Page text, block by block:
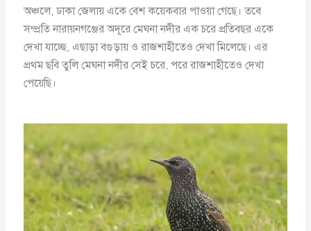
অঞ্চলে, ঢাকা জেলায় একে বেশ কয়েকবার পাওয়া গেছে। তবে
সম্প্রতি নারায়নগঞ্জের অদূরে মেঘনা নদীর এক চরে প্রতিবছর একে
দেখা যাচ্ছে, এছাড়া বগুড়ায় ও রাজশাহীতেও দেখা মিলেছে। এর
প্রথম ছবি তুলি মেঘনা নদীর সেই চরে, পরে রাজশাহীতেও দেখা
পেয়েছি।